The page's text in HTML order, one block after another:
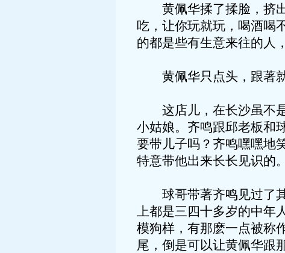
黄佩华揉了揉脸，挤出
吃，让你玩就玩，喝酒喝
的都是些有生意来往的人
黄佩华只点头，跟著就
这店儿，在长沙虽不是
小姑娘。齐鸣跟邱老板和
要带儿子吗？齐鸣嘿嘿地
特意带他出来长长见识的。
球哥带著齐鸣见过了其
上都是三四十多岁的中年
模狗样，有那麽一点被称
尾，倒是可以让黄佩华跟